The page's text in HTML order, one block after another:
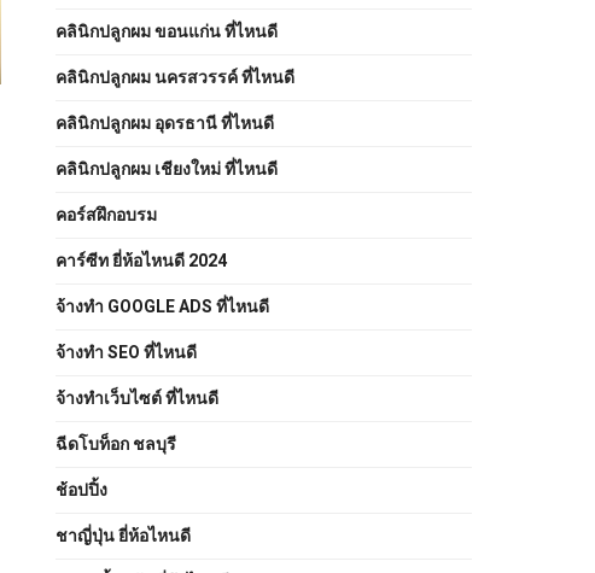
คลินิกปลูกผม ขอนแก่น ที่ไหนดี
คลินิกปลูกผม นครสวรรค์ ที่ไหนดี
คลินิกปลูกผม อุดรธานี ที่ไหนดี
คลินิกปลูกผม เชียงใหม่ ที่ไหนดี
คอร์สฝึกอบรม
คาร์ซีท ยี่ห้อไหนดี 2024
จ้างทํา GOOGLE ADS ที่ไหนดี
จ้างทํา SEO ที่ไหนดี
จ้างทําเว็บไซต์ ที่ไหนดี
ฉีดโบท็อก ชลบุรี
ช้อปปิ้ง
ชาญี่ปุ่น ยี่ห้อไหนดี